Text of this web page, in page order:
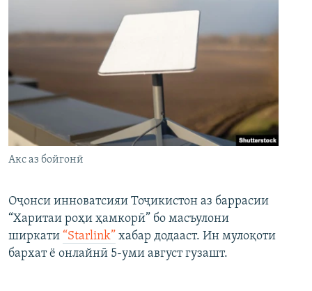
Акс аз бойгонӣ
Оҷонси инноватсияи Тоҷикистон аз баррасии
“Харитаи роҳи ҳамкорӣ” бо масъулони
ширкати “Starlink” хабар додааст. Ин мулоқоти
бархат ё онлайнӣ 5-уми август гузашт.